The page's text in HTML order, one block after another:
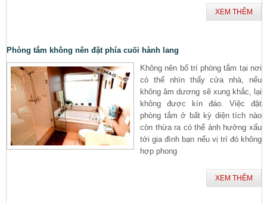
XEM THÊM
Phòng tắm không nên đặt phía cuối hành lang
Không nên bố trí phòng tắm tại nơi
có thể nhìn thấy cửa nhà, nếu
không âm dương sẽ xung khắc, lại
không được kín đáo. Việc đặt
phòng tắm ở bất kỳ diện tích nào
còn thừa ra có thể ảnh hưởng xấu
tới gia đình bạn nếu vị trí đó không
hợp phong
XEM THÊM